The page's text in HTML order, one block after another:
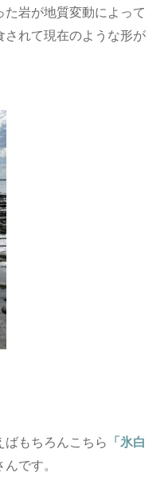
岩が地質変動によって
されて現在のような形が
ばもちろんこちら
「氷白
んです。